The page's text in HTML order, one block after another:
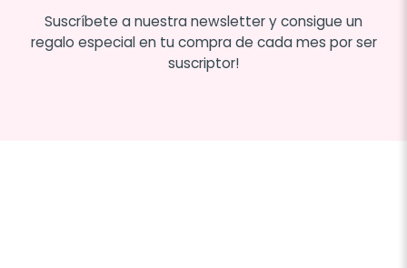
Suscríbete a nuestra newsletter y consigue un
regalo especial en tu compra de cada mes por ser
suscriptor!